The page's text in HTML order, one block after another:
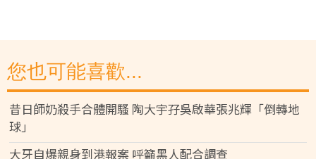
您也可能喜歡...
昔日師奶殺手合體開騷 陶大宇孖吳啟華張兆輝「倒轉地
球」
大牙自爆親身到港報案 呼籲黑人配合調查